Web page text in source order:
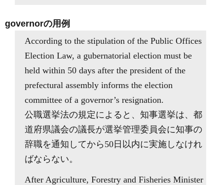
governorの用例
According to the stipulation of the Public Offices
Election Law, a gubernatorial election must be
held within 50 days after the president of the
prefectural assembly informs the election
committee of a governor’s resignation.
公職選挙法の規定によると、知事選挙は、都
道府県議会の議長が選挙管理委員会に知事の
辞職を通知してから50日以内に実施しなけれ
ばならない。
After Agriculture, Forestry and Fisheries Minister